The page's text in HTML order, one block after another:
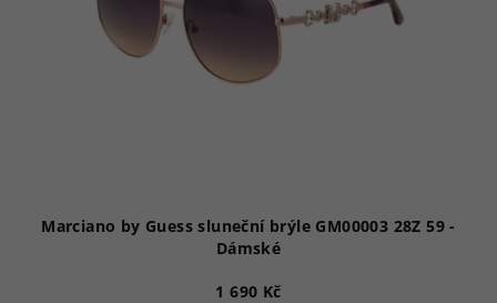
Marciano by Guess sluneční brýle GM00003 28Z 59 -
Dámské
1 690 Kč